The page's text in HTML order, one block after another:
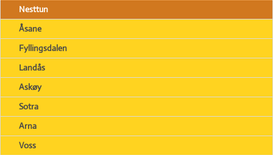
Nesttun
Åsane
Fyllingsdalen
Landås
Askøy
Sotra
Arna
Voss